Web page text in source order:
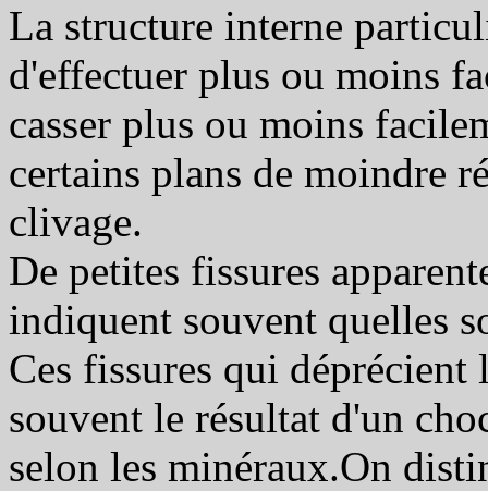
La structure interne
d'effectuer plus ou moins
casser plus ou moins
certains plans de moindre
clivage.
De petites fissures
indiquent souvent quelles
Ces fissures qui déprécient
souvent le résultat d'un
selon les minéraux.On